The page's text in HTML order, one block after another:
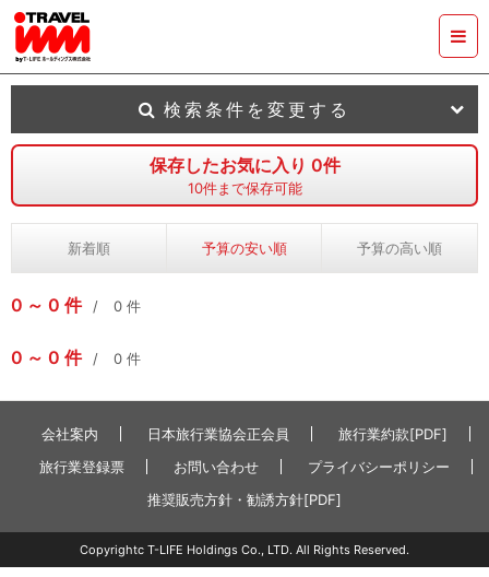
保存したお気に入り 0件
10件まで保存可能
新着順 予算の安い順 予算の高い順
0 0 件 0 件
0 0 件 0 件
検索条件を変更する
会社案内 日本旅行業協会正会員
旅行業約款[PDF]
旅行業登録票
お問い合わせ
プライバシーポリシー
推奨販売方針・勧誘方針[PDF]
Copyrightc T-LIFE Holdings Co., LTD. All Rights Reserved.